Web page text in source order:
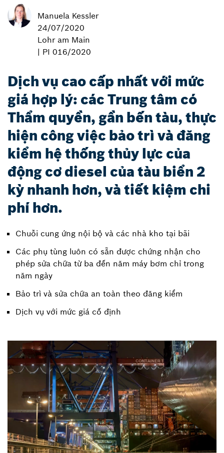
Manuela Kessler
24/07/2020
Lohr am Main
| PI 016/2020
Dịch vụ cao cấp nhất với mức
giá hợp lý: các Trung tâm có
Thẩm quyền, gần bến tàu, thực
hiện công việc bảo trì và đăng
kiểm hệ thống thủy lực của
động cơ diesel của tàu biển 2
kỳ nhanh hơn, và tiết kiệm chi
phí hơn.
Chuỗi cung ứng nội bộ và các nhà kho tại bãi
Các phụ tùng luôn có sẵn được chứng nhận cho
phép sửa chữa từ ba đến năm máy bơm chỉ trong
năm ngày
Bảo trì và sửa chữa an toàn theo đăng kiểm
Dịch vụ với mức giá cố định